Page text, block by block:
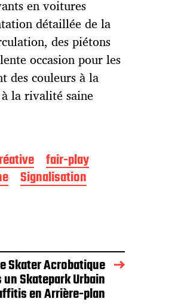
en voitures
détaillée de la
des piétons
occasion pour les
des couleurs à la
la rivalité saine
fair-play
Signalisation
Skater Acrobatique
un Skatepark Urbain
en Arrière-plan